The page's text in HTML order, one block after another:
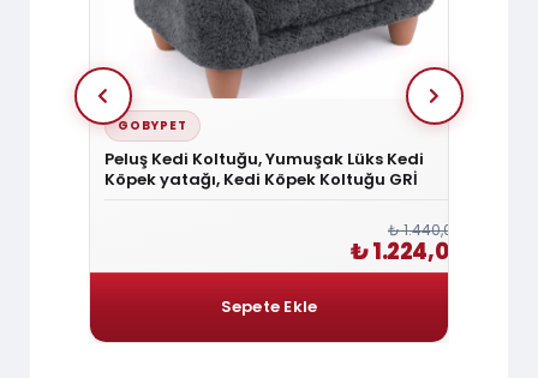
GOBYPET
Peluş Kedi Koltuğu, Yumuşak Lüks Kedi
Köpek yatağı, Kedi Köpek Koltuğu GRİ
₺ 1.440,00
₺ 1.224,00